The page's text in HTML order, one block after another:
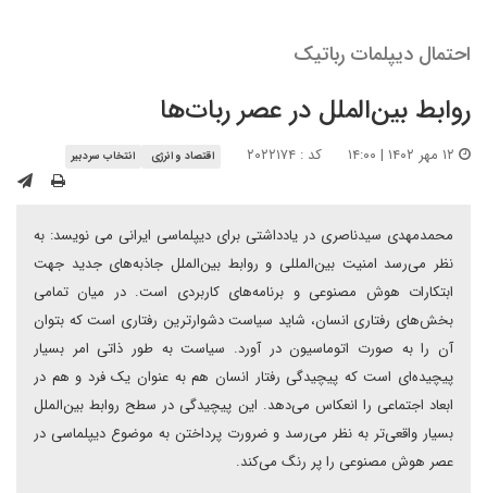
احتمال دیپلمات رباتیک
روابط بین‌الملل در عصر ربات‌ها
کد : ۲۰۲۲۱۷۴ اقتصاد و انرژی انتخاب سردبیر
محمدمهدی سیدناصری در یادداشتی برای دیپلماسی ایرانی می نویسد: به
نظر می‌رسد امنیت بین‌المللی و روابط بین‌الملل جاذبه‌های جدید جهت
ابتکارات هوش مصنوعی و برنامه‌های کاربردی است. در میان تمامی
بخش‌های رفتاری انسان، شاید سیاست دشوارترین رفتاری است که بتوان
آن را به صورت اتوماسیون در آورد. سیاست به طور ذاتی امر بسیار
پیچیده‌ای است که پیچیدگی رفتار انسان هم به عنوان یک فرد و هم در
ابعاد اجتماعی را انعکاس می‌دهد. این پیچیدگی در سطح روابط بین‌الملل
بسیار واقعی‌تر به نظر می‌رسد و ضرورت پرداختن به موضوع دیپلماسی در
عصر هوش مصنوعی را پر رنگ می‌کند.